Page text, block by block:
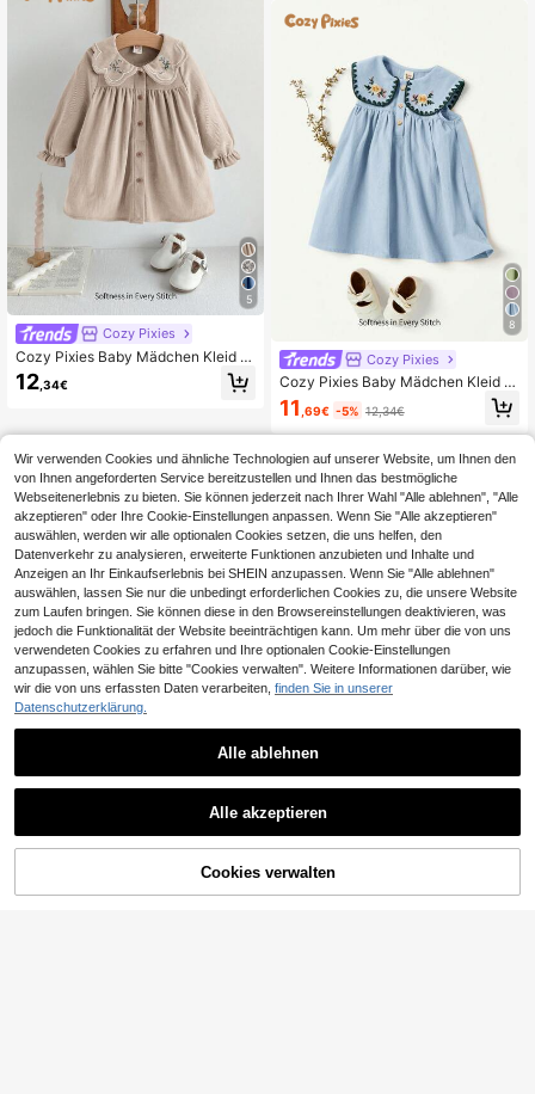
r süßer koreanischer Stil, geeignet f
ür Baby Mädchen Sommer Lässig O
utdoor Spiel, Urlaub, tägliches bequ
emes Tragen
5
Cozy Pixies
Cozy Pixies Baby Mädchen Kleid m
it Blume Muster, Rüschenkragen, La
ngarm und geraffter Taille
12 ,34€
8
Cozy Pixies
Cozy Pixies Baby Mädchen Kleid m
it Blumenstickerei Muster, Marinebl
auer Kragen, halb offene Vorderseit
e, ärmellos, Baby Mädchen
11 ,69€ -5% 12,34€
ZUM WARENKORB HINZUFÜGEN
Wir verwenden Cookies und ähnliche Technologien auf unserer Website, um Ihnen den
von Ihnen angeforderten Service bereitzustellen und Ihnen das bestmögliche
Webseitenerlebnis zu bieten. Sie können jederzeit nach Ihrer Wahl "Alle ablehnen", "Alle
akzeptieren" oder Ihre Cookie-Einstellungen anpassen. Wenn Sie "Alle akzeptieren"
auswählen, werden wir alle optionalen Cookies setzen, die uns helfen, den
Datenverkehr zu analysieren, erweiterte Funktionen anzubieten und Inhalte und
Anzeigen an Ihr Einkaufserlebnis bei SHEIN anzupassen. Wenn Sie "Alle ablehnen"
auswählen, lassen Sie nur die unbedingt erforderlichen Cookies zu, die unsere Website
zum Laufen bringen. Sie können diese in den Browsereinstellungen deaktivieren, was
jedoch die Funktionalität der Website beeinträchtigen kann. Um mehr über die von uns
verwendeten Cookies zu erfahren und Ihre optionalen Cookie-Einstellungen
anzupassen, wählen Sie bitte "Cookies verwalten". Weitere Informationen darüber, wie
wir die von uns erfassten Daten verarbeiten, finden Sie in unserer
Datenschutzerklärung.
Alle ablehnen
Alle akzeptieren
Cookies verwalten